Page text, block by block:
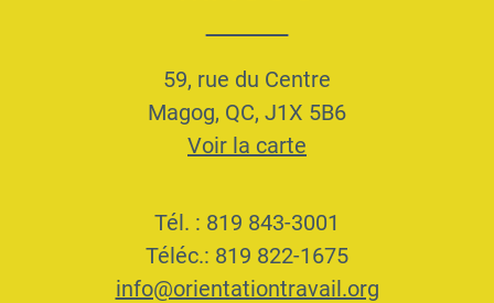
59, rue du Centre
Magog, QC, J1X 5B6
Voir la carte
Tél. : 819 843-3001
Téléc.: 819 822-1675
info@orientationtravail.org